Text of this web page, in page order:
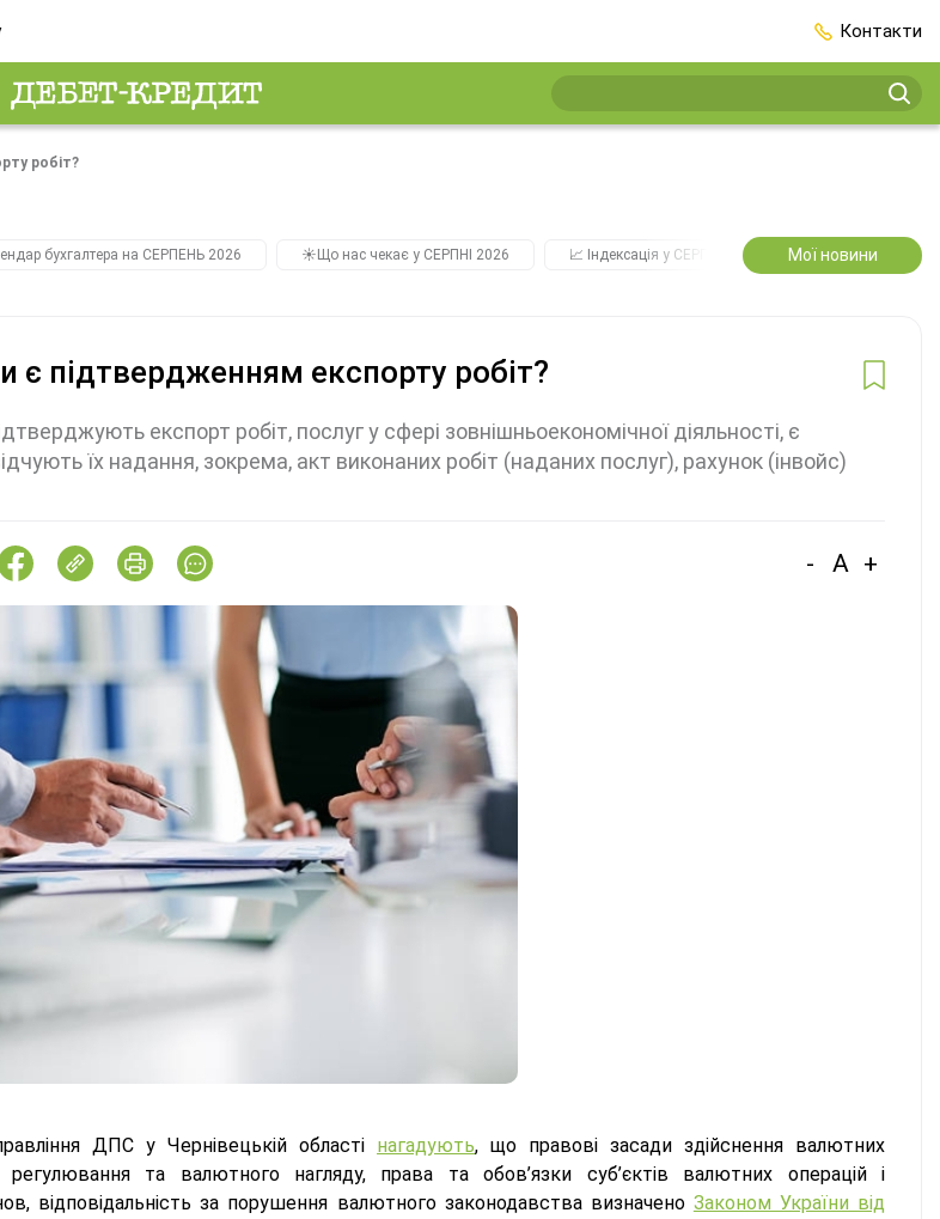
Контакти
робіт?
бухгалтера на СЕРПЕНЬ 2026 ☀️Що нас чекає у СЕРПНІ 2026 📈 Індексація у СЕРПНІ 2️⃣0️⃣2️⃣7️⃣ Усі ключові
Мої новини
є підтвердженням експорту робіт?
експорт робіт, послуг у сфері зовнішньоекономічної діяльності, є
їх надання, зокрема, акт виконаних робіт (наданих послуг), рахунок (інвойс)
- A +
ДПС у Чернівецькій області нагадують, що правові засади здійснення валютних
регулювання та валютного нагляду, права та обов’язки суб’єктів валютних операцій і
відповідальність за порушення валютного законодавства визначено Законом України від